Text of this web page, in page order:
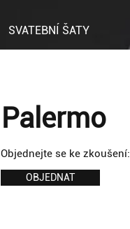
SVATEBNÍ ŠATY
Palermo
Objednejte se ke zkoušení:
OBJEDNAT